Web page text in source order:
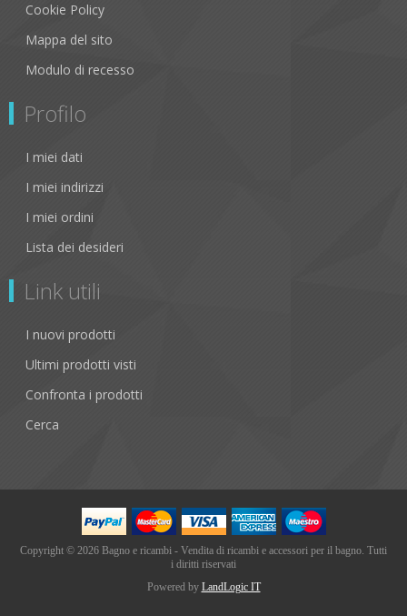
Cookie Policy
Mappa del sito
Modulo di recesso
Profilo
I miei dati
I miei indirizzi
I miei ordini
Lista dei desideri
Link utili
I nuovi prodotti
Ultimi prodotti visti
Confronta i prodotti
Cerca
Copyright © 2026 Bagno e ricambi - Vendita di ricambi e accessori per il bagno. Tutti
i diritti riservati
Powered by LandLogic IT